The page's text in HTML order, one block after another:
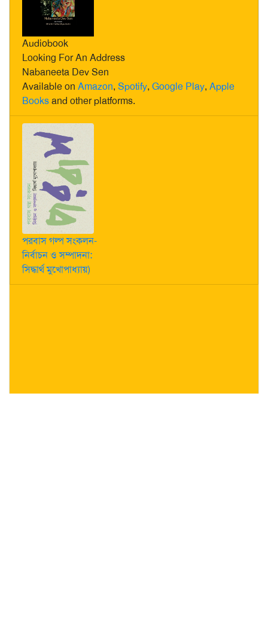
Audiobook
Looking For An Address
Nabaneeta Dev Sen
Available on Amazon, Spotify, Google Play, Apple
Booksand other platforms.
পরবাস গল্প সংকলন-
নির্বাচন ও সম্পাদনা:
সিদ্ধার্থ মুখোপাধ্যায়)